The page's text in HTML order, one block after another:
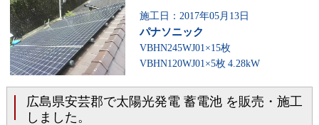
施工日：2017年05月13日
パナソニック
VBHN245WJ01×15枚
VBHN120WJ01×5枚 4.28kW
広島県安芸郡で太陽光発電 蓄電池 を販売・施工
しました。